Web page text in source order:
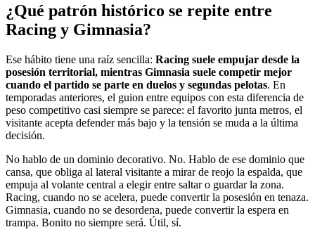
¿Qué patrón histórico se repite entre
Racing y Gimnasia?
Ese hábito tiene una raíz sencilla: Racing suele empujar desde la
posesión territorial, mientras Gimnasia suele competir mejor
cuando el partido se parte en duelos y segundas pelotas. En
temporadas anteriores, el guion entre equipos con esta diferencia de
peso competitivo casi siempre se parece: el favorito junta metros, el
visitante acepta defender más bajo y la tensión se muda a la última
decisión.
No hablo de un dominio decorativo. No. Hablo de ese dominio que
cansa, que obliga al lateral visitante a mirar de reojo la espalda, que
empuja al volante central a elegir entre saltar o guardar la zona.
Racing, cuando no se acelera, puede convertir la posesión en tenaza.
Gimnasia, cuando no se desordena, puede convertir la espera en
trampa. Bonito no siempre será. Útil, sí.